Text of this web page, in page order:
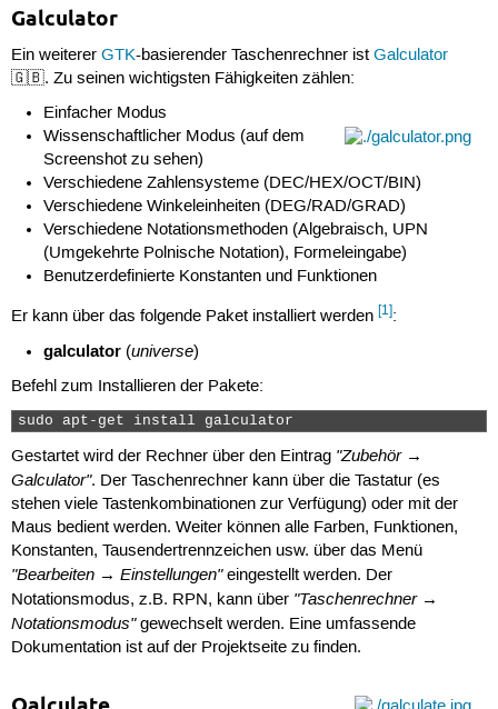
Galculator
Ein weiterer GTK-basierender Taschenrechner ist Galculator
🇬🇧. Zu seinen wichtigsten Fähigkeiten zählen:
Einfacher Modus
Wissenschaftlicher Modus (auf dem
Screenshot zu sehen)
Verschiedene Zahlensysteme (DEC/HEX/OCT/BIN)
Verschiedene Winkeleinheiten (DEG/RAD/GRAD)
Verschiedene Notationsmethoden (Algebraisch, UPN
(Umgekehrte Polnische Notation), Formeleingabe)
Benutzerdefinierte Konstanten und Funktionen
Er kann über das folgende Paket installiert werden [1]:
galculator (universe)
Befehl zum Installieren der Pakete:
sudo apt-get install galculator
Gestartet wird der Rechner über den Eintrag "Zubehör →
Galculator". Der Taschenrechner kann über die Tastatur (es
stehen viele Tastenkombinationen zur Verfügung) oder mit der
Maus bedient werden. Weiter können alle Farben, Funktionen,
Konstanten, Tausendertrennzeichen usw. über das Menü
"Bearbeiten → Einstellungen"eingestellt werden. Der
Notationsmodus, z.B. RPN, kann über "Taschenrechner →
Notationsmodus"gewechselt werden. Eine umfassende
Dokumentation ist auf der Projektseite zu finden.